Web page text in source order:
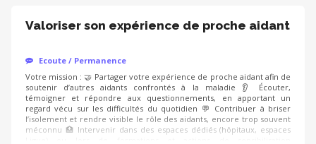
Valoriser son expérience de proche aidant
Ecoute / Permanence
Votre mission : 🤝 Partager votre expérience de proche aidant afin de
soutenir d’autres aidants confrontés à la maladie 👂 Écouter,
témoigner et répondre aux questionnements, en apportant un
regard vécu sur les difficultés du quotidien 💬 Contribuer à briser
l’isolement et rendre visible le rôle des aidants, encore trop souvent
méconnu 🏥 Intervenir dans des espaces dédiés (hôpitaux, espaces